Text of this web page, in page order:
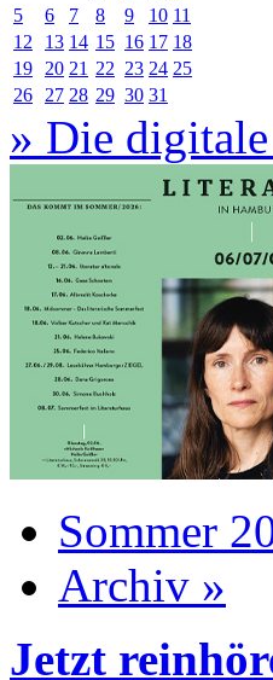
5
6 7 8 9 10 11
12
13 14 15 16 17 18
19
20 21 22 23 24 25
26
27 28 29 30 31
» Die
Sommer
Archiv »
Jetzt